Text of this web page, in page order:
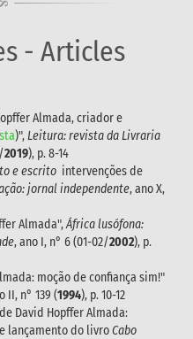
- Articles
Almada, criador e
)",Leitura: revista da Livraria
2019), p. 8-14
e escrito intervenções de
jornal independente, ano X,
Almada",África lusófona:
, ano I, n° 6 (01-02/2002), p.
moção de confiança sim!"
II, n° 139 (1994), p. 10-12
David Hopffer Almada:
lançamento do livroCabo